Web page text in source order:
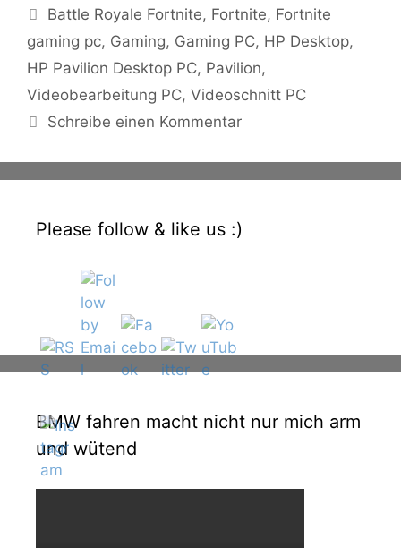
Schlagwörter
Battle Royale Fortnite, Fortnite, Fortnite
gaming pc, Gaming, Gaming PC, HP Desktop,
HP Pavilion Desktop PC, Pavilion,
Videobearbeitung PC, Videoschnitt PC
Schreibe einen Kommentar
Please follow & like us :)
BMW fahren macht nicht nur mich arm
und wütend